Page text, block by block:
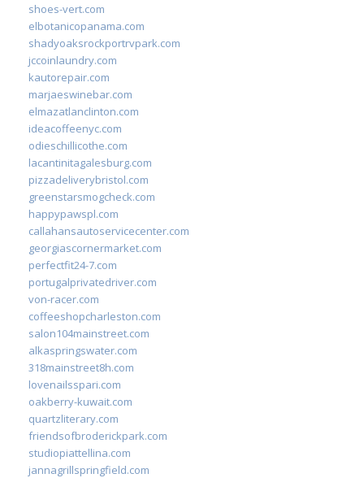
shoes-vert.com
elbotanicopanama.com
shadyoaksrockportrvpark.com
jccoinlaundry.com
kautorepair.com
marjaeswinebar.com
elmazatlanclinton.com
ideacoffeenyc.com
odieschillicothe.com
lacantinitagalesburg.com
pizzadeliverybristol.com
greenstarsmogcheck.com
happypawspl.com
callahansautoservicecenter.com
georgiascornermarket.com
perfectfit24-7.com
portugalprivatedriver.com
von-racer.com
coffeeshopcharleston.com
salon104mainstreet.com
alkaspringswater.com
318mainstreet8h.com
lovenailsspari.com
oakberry-kuwait.com
quartzliterary.com
friendsofbroderickpark.com
studiopiattellina.com
jannagrillspringfield.com